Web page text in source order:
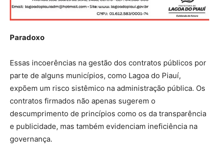
Paradoxo
Essas incoerências na gestão dos contratos públicos por
parte de alguns municípios, como Lagoa do Piauí,
expõem um risco sistêmico na administração pública. Os
contratos firmados não apenas sugerem o
descumprimento de princípios como os da transparência
e publicidade, mas também evidenciam ineficiência na
governança.